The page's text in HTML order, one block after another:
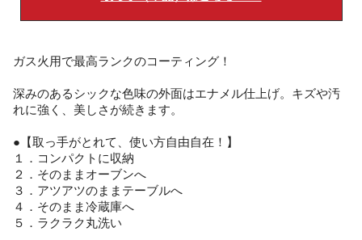
ガス火用で最高ランクのコーティング！
深みのあるシックな色味の外面はエナメル仕上げ。キズや汚
れに強く、美しさが続きます。
●【取っ手がとれて、使い方自由自在！】
１．コンパクトに収納
２．そのままオーブンへ
３．アツアツのままテーブルへ
４．そのまま冷蔵庫へ
５．ラクラク丸洗い